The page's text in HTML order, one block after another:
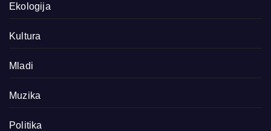
Ekologija
Kultura
Mladi
Muzika
Politika